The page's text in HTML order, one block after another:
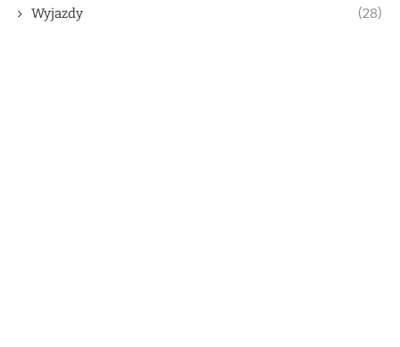
Wyjazdy (28)